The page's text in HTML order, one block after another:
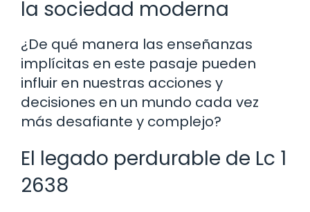
la sociedad moderna
¿De qué manera las enseñanzas
implícitas en este pasaje pueden
influir en nuestras acciones y
decisiones en un mundo cada vez
más desafiante y complejo?
El legado perdurable de Lc 1
2638